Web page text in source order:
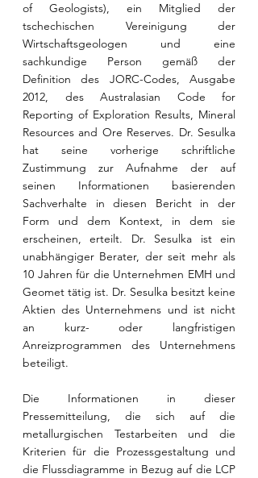
of Geologists), ein Mitglied der
tschechischen Vereinigung der
Wirtschaftsgeologen und eine
sachkundige Person gemäß der
Definition des JORC-Codes, Ausgabe
2012, des Australasian Code for
Reporting of Exploration Results, Mineral
Resources and Ore Reserves. Dr. Sesulka
hat seine vorherige schriftliche
Zustimmung zur Aufnahme der auf
seinen Informationen basierenden
Sachverhalte in diesen Bericht in der
Form und dem Kontext, in dem sie
erscheinen, erteilt. Dr. Sesulka ist ein
unabhängiger Berater, der seit mehr als
10 Jahren für die Unternehmen EMH und
Geomet tätig ist. Dr. Sesulka besitzt keine
Aktien des Unternehmens und ist nicht
an kurz- oder langfristigen
Anreizprogrammen des Unternehmens
beteiligt.
Die Informationen in dieser
Pressemitteilung, die sich auf die
metallurgischen Testarbeiten und die
Kriterien für die Prozessgestaltung und
die Flussdiagramme in Bezug auf die LCP